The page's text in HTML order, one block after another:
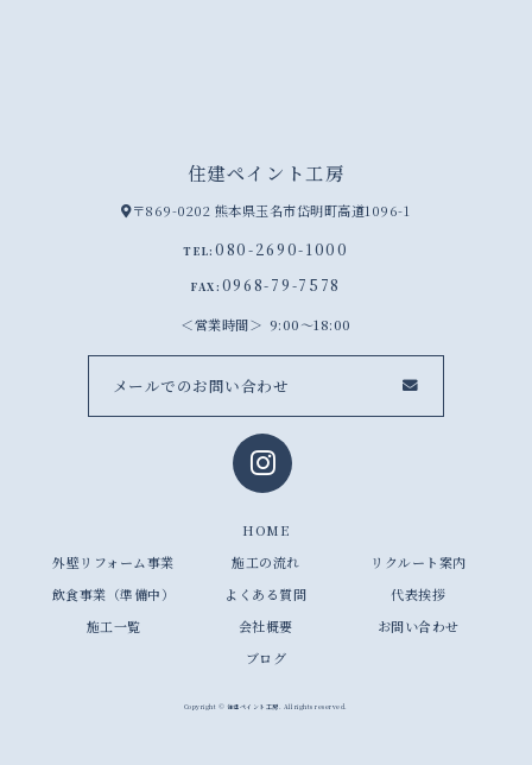
住建ペイント工房
〒869-0202 熊本県玉名市岱明町高道1096-1
TEL: 080-2690-1000
FAX: 0968-79-7578
営業時間 9:00～18:00
メールでのお問い合わせ
HOME
外壁リフォーム事業
飲食事業（準備中）
施工一覧
施工の流れ
よくある質問
会社概要
ブログ
リクルート案内
代表挨拶
お問い合わせ
Copyright © 住建ペイント工房. All rights reserved.